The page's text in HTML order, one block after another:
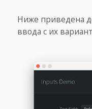
Ниже приведена
ввода с их